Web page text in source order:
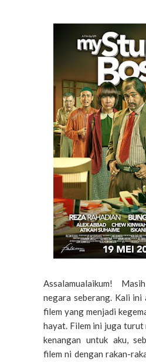
Assalamualaikum!
negara seberang. Kali ini
filem yang menjadi
hayat. Filem ini juga turut
kenangan untuk aku,
filem ni dengan rakan-